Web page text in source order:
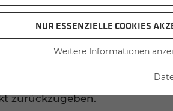
nur
sowie
den Mietgegenstand
zurückzugeben.
NUR ESSENZIELLE COOKIES
Weitere Informationen